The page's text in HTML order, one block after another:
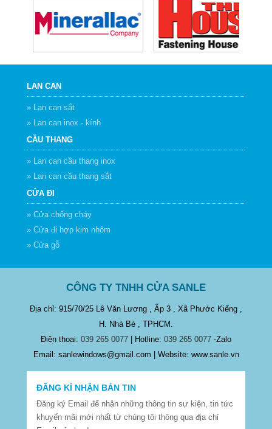
LAN CAN
» Lan can sắt
» Lan can inox - kính
CẦU THANG
» Lan can cầu thang inox
» Lan can cầu thang sắt
CỬA ĐI
» Cửa chống cháy
» Cửa đi hợp kim nhôm
» Cửa gỗ
CÔNG TY TNHH CỬA SANLE
Địa chỉ: 915/70/25 Lê Văn Lương , Ấp 3 , Xã Phước Kiểng ,
H. Nhà Bè , TPHCM.
Điện thoại: 039 265 0077 | Hotline: 039 265 0077 -Zalo
Email: sanlewindows@gmail.com | Website: www.sanle.vn
ĐĂNG KÍ NHẬN BẢN TIN
Đăng ký Email để nhận những thông tin sự kiện, tin tức
khuyến mãi mới nhất từ chúng tôi thông qua địa chỉ